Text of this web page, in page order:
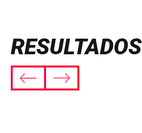
RESULTADOS